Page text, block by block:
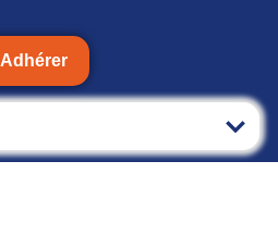
Adhérer